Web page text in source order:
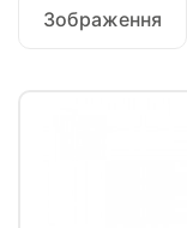
Зображення